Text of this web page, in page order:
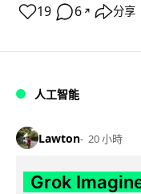
19 6 ↗ 分享
人工智能
Lawton 20 小時
Grok